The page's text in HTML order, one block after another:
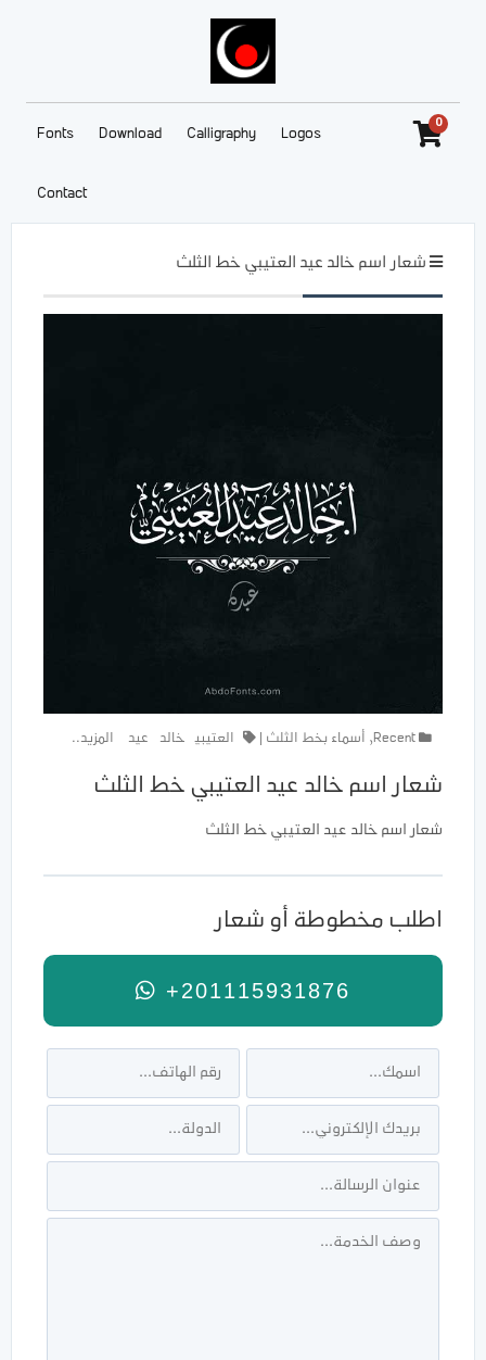
Fonts Download Calligraphy Logos
Contact
0
شعار اسم خالد عيد العتيبي خط الثلث
Recent
, أسماء بخط الثلث العتيبي خالد عيد المزيد..
شعار اسم خالد عيد العتيبي خط الثلث
شعار اسم خالد عيد العتيبي خط الثلث
اطلب مخطوطة أو شعار
+201115931876